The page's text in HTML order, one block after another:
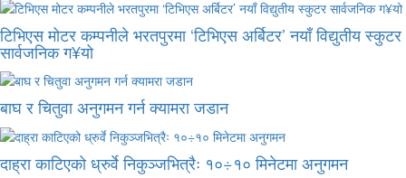
टिभिएस मोटर कम्पनीले भरतपुरमा ‘टिभिएस अर्बिटर’ नयाँ विद्युतीय स्कुटर
सार्वजनिक ग¥यो
बाघ र चितुवा अनुगमन गर्न क्यामरा जडान
दाह्रा काटिएको ध्रुर्वे निकुञ्जभित्रैः १०÷१० मिनेटमा अनुगमन